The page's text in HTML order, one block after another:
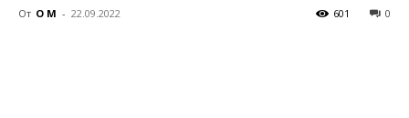
От О М - 22.09.2022 0
601